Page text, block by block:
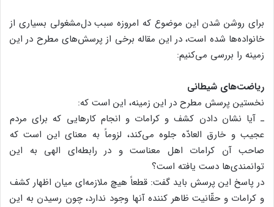
برای روشن شدن این موضوع که امروزه سبب دل‌مشغولی بسیاری از
خانواده‌ها شده است، در این مقاله برخی از پرسش‌های مطرح در این
زمینه را بررسی می‌کنیم:
ریاضت‌های شیطانی
نخستین پرسش مطرح در این زمینه، این است که:
ـ آیا نشان دادن کشف و کرامات و انجام کارهایی که برای مردم
عجیب و خارق العادّه جلوه می‌کند، لزوماً به معنای این است که
صاحب آن کرامات اهل معناست و در رابطه‌ای الهی به این
توانمندی‌ها دست یافته است؟
در پاسخ این پرسش باید گفت: قطعاً هیچ ملازمه‌ای میان اظهار کشف
و کرامات و حقّانیت ظاهر کننده آنها وجود ندارد، چون رسیدن به این